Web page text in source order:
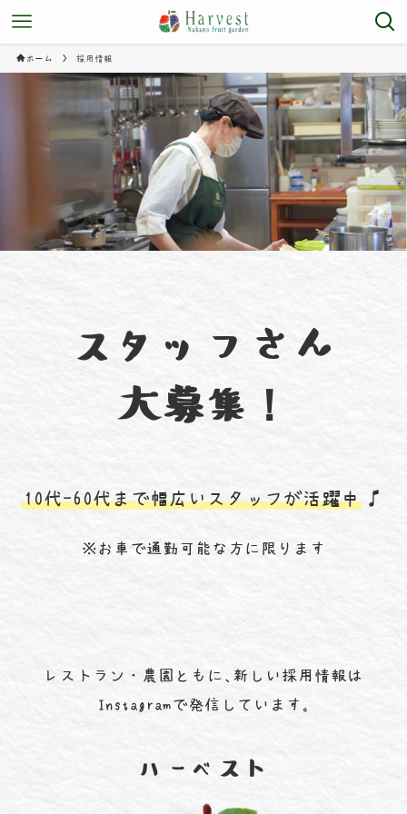
ホーム 採用情報
スタッフさん
大募集！
10代-60代まで幅広いスタッフが活躍中
※お車で通勤可能な方に限ります
レストラン・農園ともに、新しい採用情報は
Instagramで発信しています。
ハーベスト